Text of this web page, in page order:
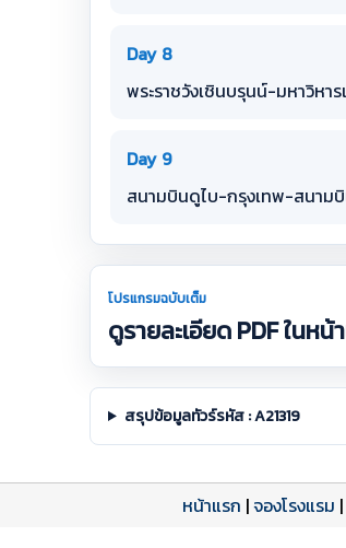
Day 8
พระราชวังเชินบรุนน์-มหาวิห
Day 9
สนามบินดูไบ-กรุงเทพ-สนา
โปรแกรมฉบับเต็ม
ดูรายละเอียด PDF ในหน้
สรุปข้อมูลทัวร์รหัส : A21319
หน้าแรก |จองโรงแรม |